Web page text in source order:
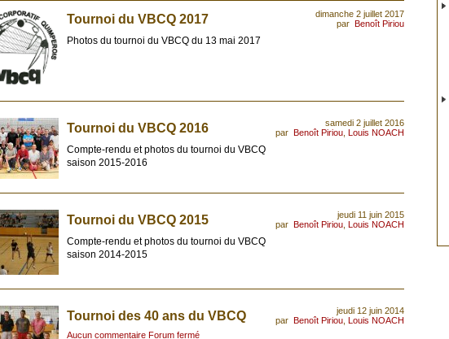
dimanche 2 juillet 2017
par Benoît Piriou
Tournoi du VBCQ 2017
Photos du tournoi du VBCQ du 13 mai 2017
samedi 2 juillet 2016
par Benoît Piriou Louis NOACH
Tournoi du VBCQ 2016
Compte-rendu et photos du tournoi du VBCQ
saison 2015-2016
jeudi 11 juin 2015
par Benoît Piriou Louis NOACH
Tournoi du VBCQ 2015
Compte-rendu et photos du tournoi du VBCQ
saison 2014-2015
jeudi 12 juin 2014
par Benoît Piriou Louis NOACH
Tournoi des 40 ans du VBCQ
Aucun commentaire Forum fermé